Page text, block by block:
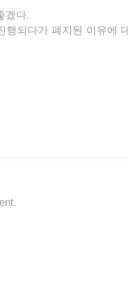
겠다.
행되다가 폐지된 이유에